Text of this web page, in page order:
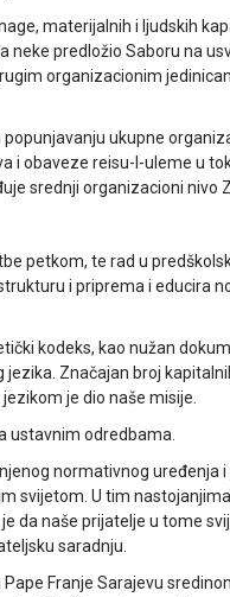
materijalnih i ljudskih
neke predložio Saboru na
organizacionim
ukupne
i obaveze reisu-l-uleme u
srednji organizacioni nivo
petkom, te rad u
i priprema i educira
kodeks, kao nužan
Značajan broj
je dio naše misije.
ustavnim odredbama.
normativnog uređenja i
svijetom. U tim
da naše prijatelje u tome
saradnju.
Franje Sarajevu